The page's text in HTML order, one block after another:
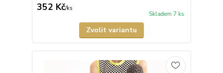
352 Kč/ks
Skladem 7 ks
Zvolit variantu